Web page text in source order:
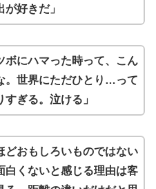
好きだ」
ボにハマった時って、こん
。世界にただひとり…って
ぎる。泣ける」
どおもしろいものではない
白くないと感じる理由は客